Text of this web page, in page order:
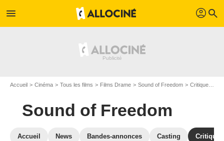
menu profil search
Accueil Cinéma Tous les films Films Drame Sound of Freedom Critiques Sound of Freedom
Sound of Freedom
Accueil News Bandes-annonces Casting